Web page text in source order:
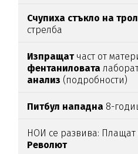
Счупиха стъкло на
стрелба
Изпращатчаст от
фентаниловата
анализ (подробности)
Питбул нападна 8-
НОИ се развива: Плащат
Револют